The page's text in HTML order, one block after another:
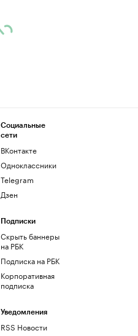
Социальные
сети
ВКонтакте
Одноклассники
Telegram
Дзен
Подписки
Скрыть баннеры
на РБК
Подписка на РБК
Корпоративная
подписка
Уведомления
RSS Новости